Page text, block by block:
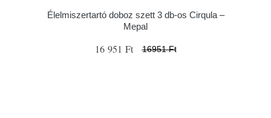
Élelmiszertartó doboz szett 3 db-os Cirqula –
Mepal
16 951 Ft 16951 Ft